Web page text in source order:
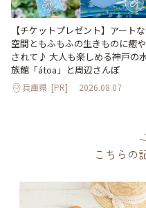
【チケットプレゼント】アートな
空間ともふもふの生きものに癒や
されて♪ 大人も楽しめる神戸の
族館「átoa」と周辺さんぽ
兵庫県 [PR] 2026.08.07
こちらの